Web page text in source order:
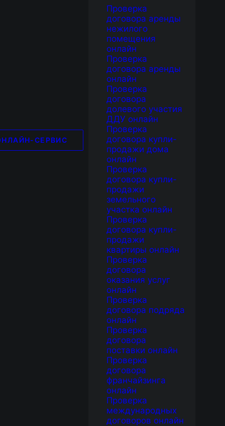
СЕРВИС
Проверка
договора аренды
нежилого
помещения
онлайн
Проверка
договора аренды
онлайн
Проверка
договора
долевого участия
ДДУ онлайн
Проверка
договора купли-
продажи дома
онлайн
Проверка
договора купли-
продажи
земельного
участка онлайн
Проверка
договора купли-
продажи
квартиры онлайн
Проверка
договора
оказания услуг
онлайн
Проверка
договора подряда
онлайн
Проверка
договора
поставки онлайн
Проверка
договора
франчайзинга
онлайн
Проверка
международных
договоров онлайн